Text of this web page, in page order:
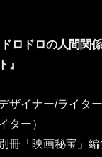
ドロドロの人間関
』
ザイナー/ライター
ター）
冊「映画秘宝」編